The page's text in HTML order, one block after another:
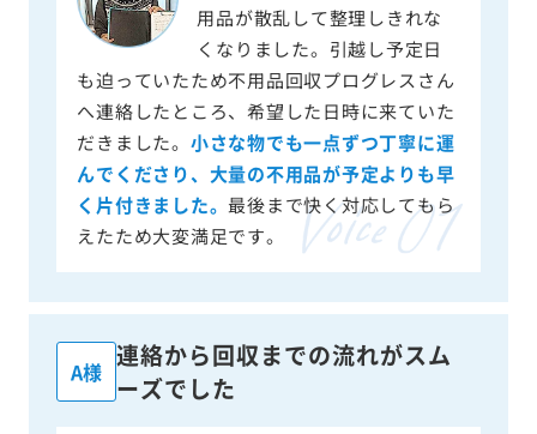
用品が散乱して整理しきれな
くなりました。引越し予定日
も迫っていたため不用品回収プログレスさん
へ連絡したところ、希望した日時に来ていた
だきました。 小さな物でも一点ずつ丁寧に運
んでくださり、大量の不用品が予定よりも早
く片付きました。 最後まで快く対応してもら
えたため大変満足です。
A様
連絡から回収までの流れがスム
ーズでした